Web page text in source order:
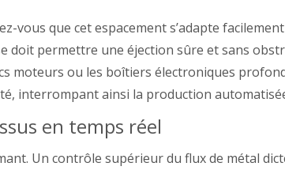
que cet espacement s’adapte
permettre une éjection sûre et sans
moteurs ou les boîtiers électroniques
interrompant ainsi la production
en temps réel
Un contrôle supérieur du flux de métal